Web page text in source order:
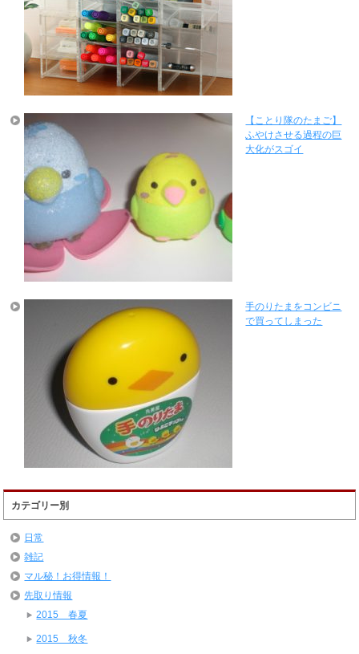
【ことり隊のたまご】
ふやけさせる過程の巨
大化がスゴイ
手のりたまをコンビニ
で買ってしまった
カテゴリー別
日常
雑記
マル秘！お得情報！
先取り情報
2015 春夏
2015 秋冬